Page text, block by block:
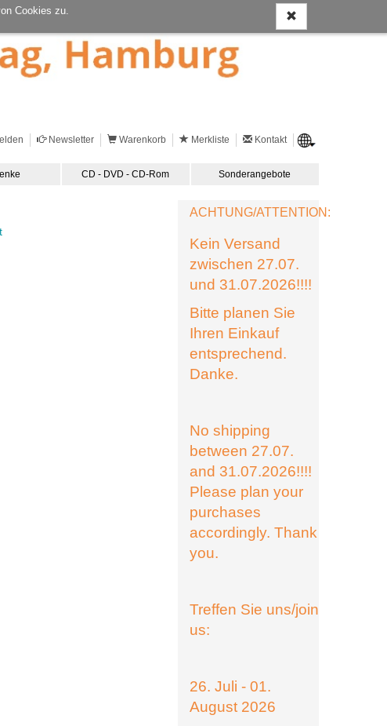
Cookies zu.
Newsletter Warenkorb Merkliste Kontakt
CD - DVD - CD-Rom Sonderangebote
ACHTUNG/ATTENTION:
Kein Versand
zwischen 27.07.
und 31.07.2026!!!!
Bitte planen Sie
Ihren Einkauf
entsprechend.
Danke.
No shipping
between 27.07.
and 31.07.2026!!!!
Please plan your
purchases
accordingly. Thank
you.
Treffen Sie uns/join
us:
26. Juli - 01.
August 2026